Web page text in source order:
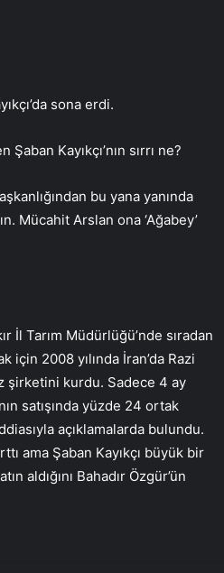
sona erdi.
Kayıkçı’nın sırrı ne?
bu yana yanında
Mücahit Arslan ona ‘Ağabey’
İl Tarım Müdürlüğü’nde sıradan
2008 yılında İran’da Razi
şirketini kurdu. Sadece 4 ay
satışında yüzde 24 ortak
açıklamalarda bulundu.
ama Şaban Kayıkçı büyük bir
aldığını Bahadır Özgür’ün